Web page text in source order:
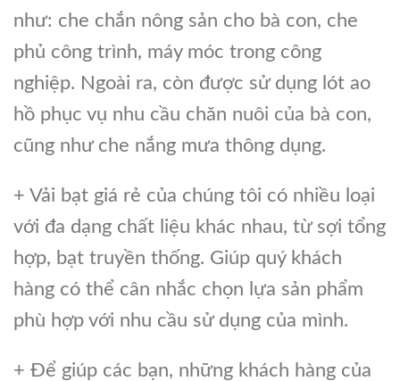
như: che chắn nông sản cho bà con, che
phủ công trình, máy móc trong công
nghiệp. Ngoài ra, còn được sử dụng lót ao
hồ phục vụ nhu cầu chăn nuôi của bà con,
cũng như che nắng mưa thông dụng.
+ Vải bạt giá rẻ của chúng tôi có nhiều loại
với đa dạng chất liệu khác nhau, từ sợi tổng
hợp, bạt truyền thống. Giúp quý khách
hàng có thể cân nhắc chọn lựa sản phẩm
phù hợp với nhu cầu sử dụng của mình.
+ Để giúp các bạn, những khách hàng của